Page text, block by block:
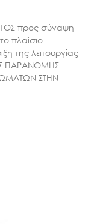
προς σύναψη
πλαίσιο
της λειτουργίας
ΠΑΡΑΝΟΜΗΣ
ΣΤΗΝ